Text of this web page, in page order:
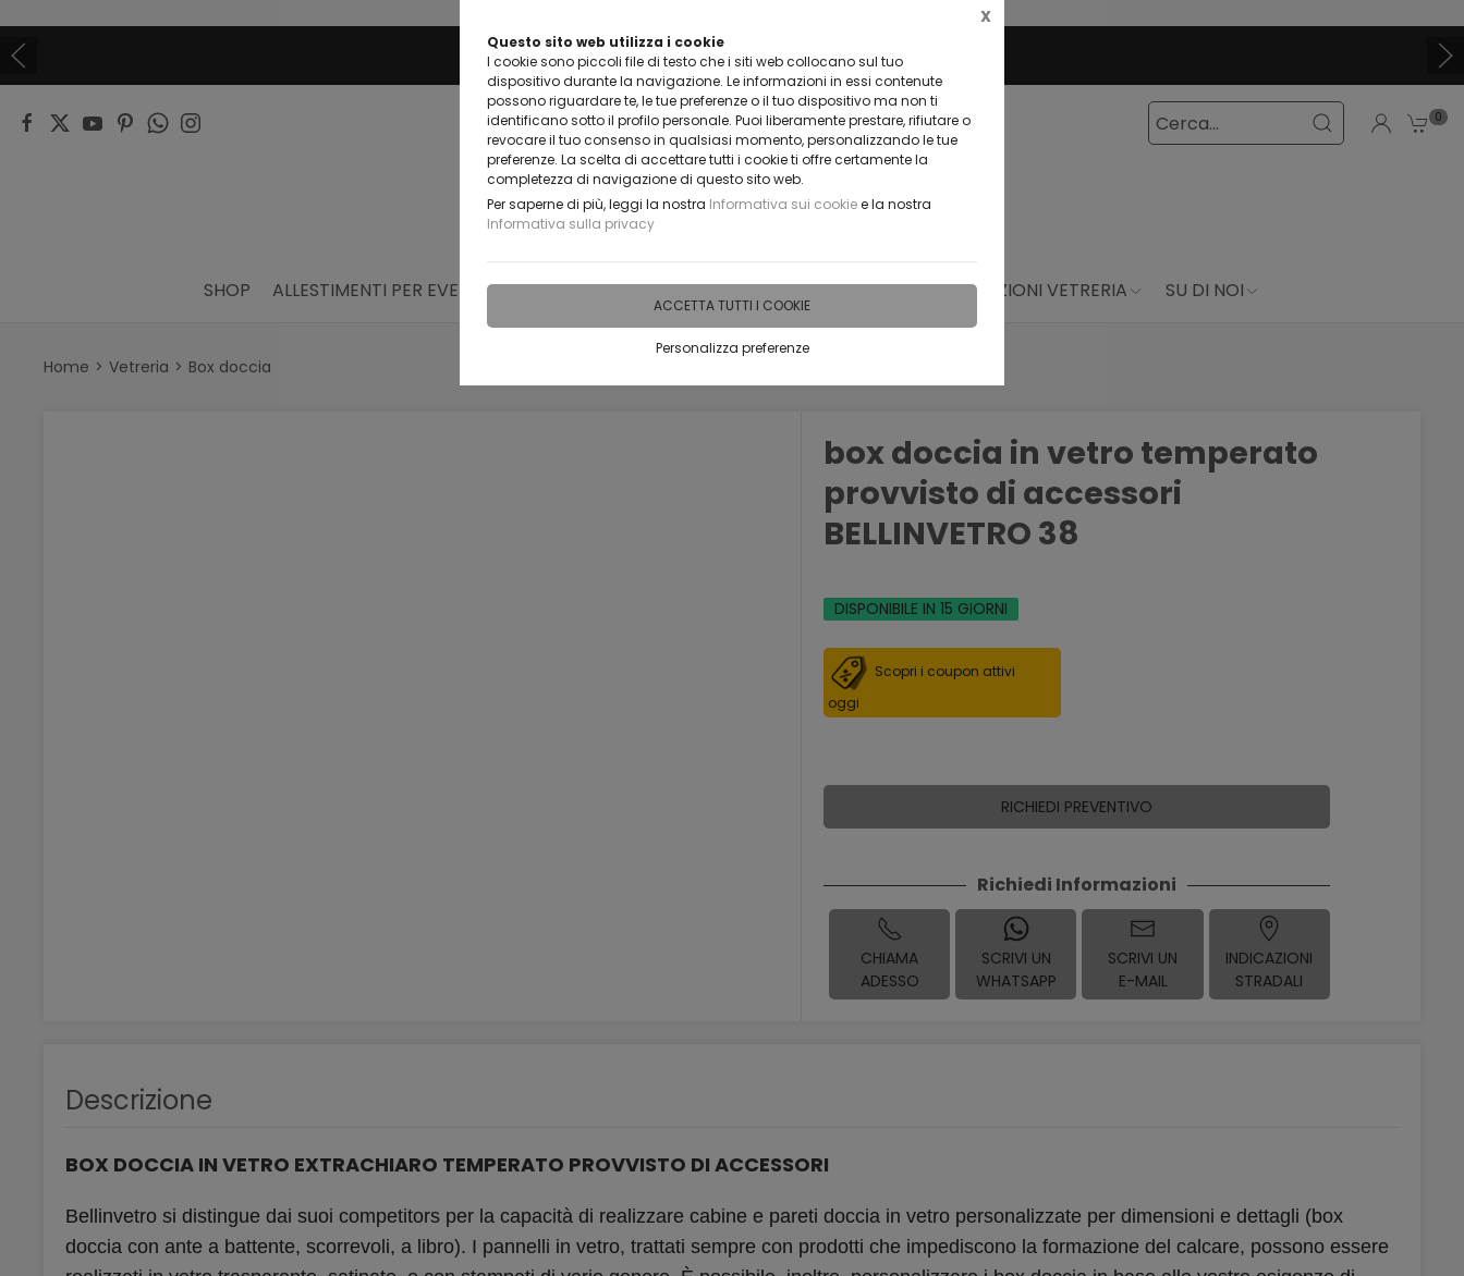
Questo sito web utilizza i cookie
I cookie sono piccoli file di testo che i siti web collocano sul tuo
dispositivo durante la navigazione. Le informazioni in essi contenute
possono riguardare te, le tue preferenze o il tuo dispositivo ma non ti
identificano sotto il profilo personale. Puoi liberamente prestare, rifiutare o
revocare il tuo consenso in qualsiasi momento, personalizzando le tue
preferenze. La scelta di accettare tutti i cookie ti offre certamente la
completezza di navigazione di questo sito web.
Per saperne di più, leggi la nostra Informativa sui cookiee la nostra
Informativa sulla privacy
ACCETTA TUTTI I COOKIE
Personalizza preferenze
X
VUOI DIVENTARE UN NOSTRO RIVENDITORE?
CONTATTACI
0
SHOP ALLESTIMENTI PER EVENTI IDEE PERSONALIZZABILI RECENSIONI HORECA PRODUZIONI VETRERIA SU DI NOI
Home Vetreria Box doccia
box doccia in vetro temperato
provvisto di accessori
BELLINVETRO 38
DISPONIBILE IN 15 GIORNI
Scopri i coupon attivi
oggi
RICHIEDI PREVENTIVO
Richiedi Informazioni
CHIAMA
ADESSO
SCRIVI UN
WHATSAPP
SCRIVI UN
E-MAIL
INDICAZIONI
STRADALI
Descrizione
BOX DOCCIA IN VETRO EXTRACHIARO TEMPERATO PROVVISTO DI ACCESSORI
Bellinvetro si distingue dai suoi competitors per la capacità di realizzare cabine e pareti doccia in vetro personalizzate per dimensioni e dettagli (box
doccia con ante a battente, scorrevoli, a libro). I pannelli in vetro, trattati sempre con prodotti che impediscono la formazione del calcare, possono essere